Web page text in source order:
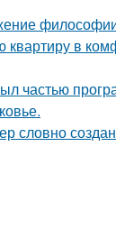
в
частью
словно